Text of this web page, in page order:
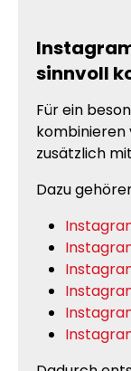
sinnvoll
Für ein
kombinieren
zusätzlich
Dazu